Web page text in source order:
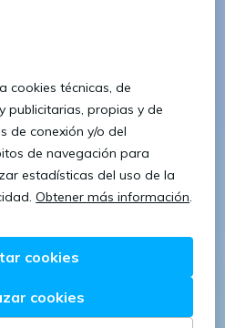
letra minúscula
número